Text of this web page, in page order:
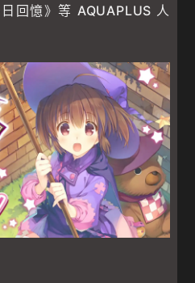
回憶》等 AQUAPLUS 人